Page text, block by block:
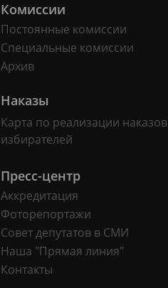
Комиссии
Постоянные комиссии
Специальные комиссии
Архив
Наказы
Карта по реализации наказов
избирателей
Пресс-центр
Аккредитация
Фоторепортажи
Совет депутатов в СМИ
Наша "Прямая линия"
Контакты